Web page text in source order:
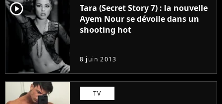
player2
Tara (Secret Story 7) : la nouvelle
Ayem Nour se dévoile dans un
shooting hot
8 juin 2013
TV